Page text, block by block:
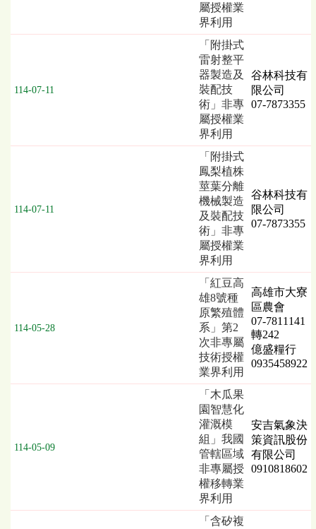
屬授權業
界利用
114-07-11
「附掛式
雷射整平
器製造及
裝配技
術」非專
屬授權業
界利用
谷林科技有
限公司
07-7873355
114-07-11
「附掛式
鳳梨植株
莖葉分離
機械製造
及裝配技
術」非專
屬授權業
界利用
谷林科技有
限公司
07-7873355
114-05-28
「紅豆高
雄8號種
原繁殖體
系」第2
次非專屬
技術授權
業界利用
高雄市大寮
區農會
07-7811141
轉242
億盛糧行
0935458922
114-05-09
「木瓜果
園智慧化
灌溉模
組」我國
管轄區域
非專屬授
權移轉業
界利用
安吉氣象決
策資訊股份
有限公司
0910818602
「含矽複